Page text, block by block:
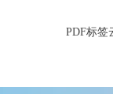
PDF标签